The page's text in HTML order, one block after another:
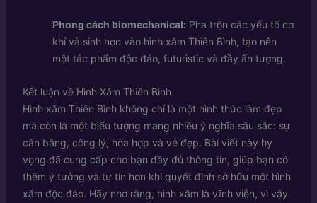
Phong cách biomechanical: Pha trộn các yếu tố cơ
khí và sinh học vào hình xăm Thiên Bình, tạo nên
một tác phẩm độc đáo, futuristic và đầy ấn tượng.
Kết luận về Hình Xăm Thiên Bình
Hình xăm Thiên Bình không chỉ là một hình thức làm đẹp
mà còn là một biểu tượng mang nhiều ý nghĩa sâu sắc: sự
cân bằng, công lý, hòa hợp và vẻ đẹp. Bài viết này hy
vọng đã cung cấp cho bạn đầy đủ thông tin, giúp bạn có
thêm ý tưởng và tự tin hơn khi quyết định sở hữu một hình
xăm độc đáo. Hãy nhớ rằng, hình xăm là vĩnh viễn, vì vậy